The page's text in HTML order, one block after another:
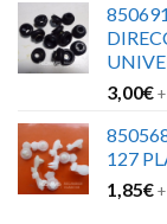
3,00€
127
1,85€